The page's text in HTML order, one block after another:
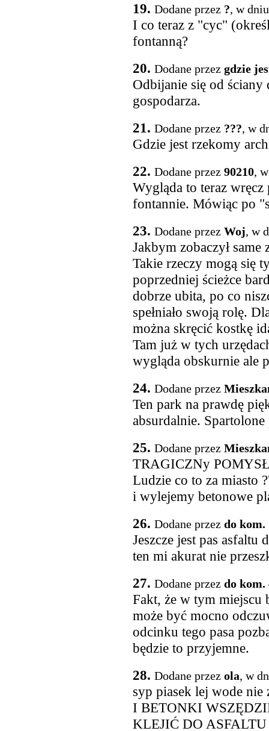
19. Dodane przez ?, w
I co teraz z "cyc"
fontanną?
20. Dodane przez gdzie
Odbijanie się od ściany
gospodarza.
21. Dodane przez ???, w
Gdzie jest rzekomy
22. Dodane przez 90210,
Wygląda to teraz
fontannie. Mówiąc po
23. Dodane przez Woj, w
Jakbym zobaczył
Takie rzeczy mogą się
poprzedniej ścieżce
dobrze ubita, po co
spełniało swoją rolę.
można skręcić kostkę
Tam już w tych
wygląda obskurnie ale
24. Dodane przez
Ten park na prawdę
absurdalnie. Spartolone
25. Dodane przez
TRAGICZNy
Ludzie co to za miasto
i wylejemy betonowe
26. Dodane przez do kom.
Jeszcze jest pas asfaltu
ten mi akurat nie
27. Dodane przez do kom.
Fakt, że w tym miejscu
może być mocno
odcinku tego pasa
będzie to przyjemne.
28. Dodane przez ola, w
syp piasek lej wode nie
I BETONKI
KLEJIĆ DO